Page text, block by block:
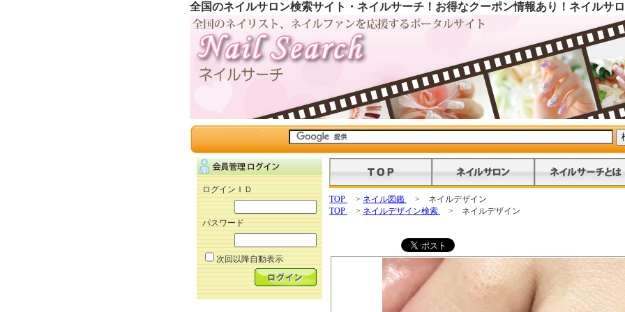
全国のネイルサロン検索サイト・ネイルサーチ！お得なクーポン情報あり！ネイルサ
ログインＩＤ
パスワード
次回以降自動表示
TOP > ネイル図鑑
> ネイルデザイン
TOP
> ネイルデザイン検索 > ネイルデザイン